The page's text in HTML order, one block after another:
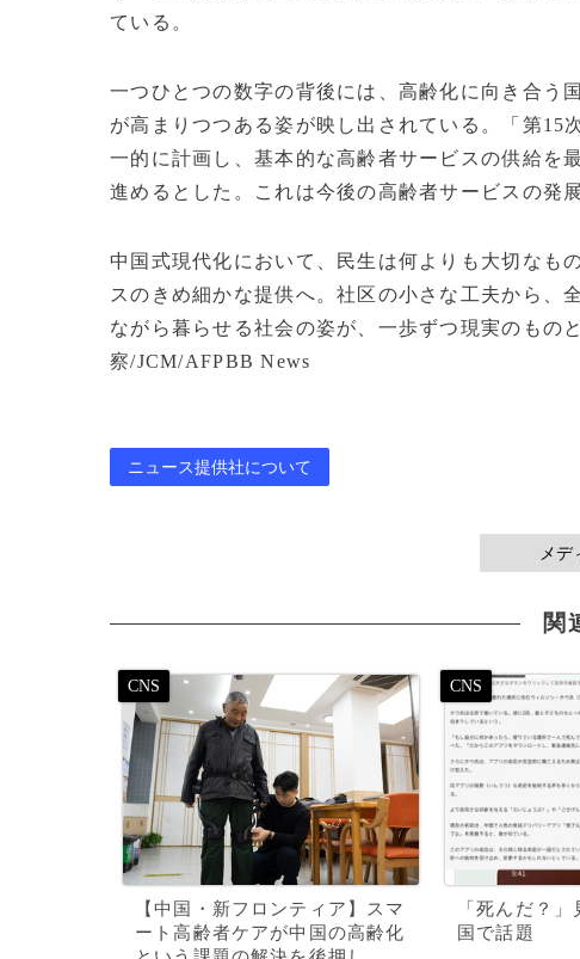
ている。
一つひとつの数字の背後には、高齢化に向き合う
が高まりつつある姿が映し出されている。「第
一的に計画し、基本的な高齢者サービスの供給を
進めるとした。これは今後の高齢者サービスの発
中国式現代化において、民生は何よりも大切なも
スのきめ細かな提供へ。社区の小さな工夫から、
ながら暮らせる社会の姿が、一歩ずつ現実のもの
察/JCM/AFPBB News
ニュース提供社について
メ
関
【中国・新フロンティア】スマ
ート高齢者ケアが中国の高齢化
「死んだ？
国で話題